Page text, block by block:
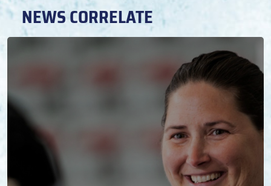
NEWS CORRELATE